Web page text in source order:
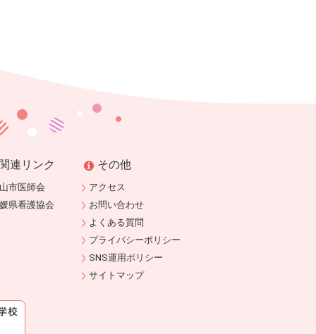
連リンク
市医師会
県看護協会
その他
アクセス
お問い合わせ
よくある質問
プライバシーポリシー
SNS運用ポリシー
サイトマップ